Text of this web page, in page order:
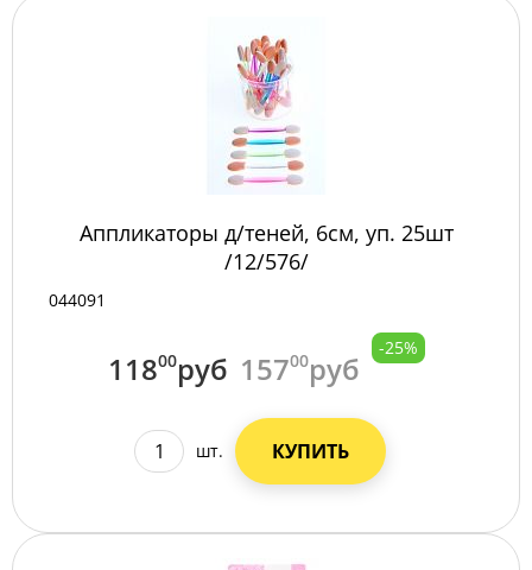
Аппликаторы д/теней, 6см, уп. 25шт
/12/576/
044091
11800руб 15700руб
-25%
шт. КУПИТЬ